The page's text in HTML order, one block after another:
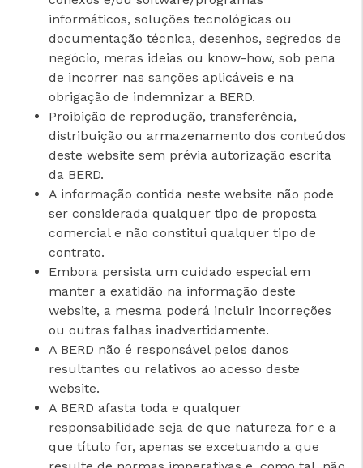
informáticos, soluções tecnológicas ou
documentação técnica, desenhos, segredos de
negócio, meras ideias ou know-how, sob pena
de incorrer nas sanções aplicáveis e na
obrigação de indemnizar a BERD.
Proibição de reprodução, transferência,
distribuição ou armazenamento dos conteúdos
deste website sem prévia autorização escrita
da BERD.
A informação contida neste website não pode
ser considerada qualquer tipo de proposta
comercial e não constitui qualquer tipo de
contrato.
Embora persista um cuidado especial em
manter a exatidão na informação deste
website, a mesma poderá incluir incorreções
ou outras falhas inadvertidamente.
A BERD não é responsável pelos danos
resultantes ou relativos ao acesso deste
website.
A BERD afasta toda e qualquer
responsabilidade seja de que natureza for e a
que título for, apenas se excetuando a que
cicap@cicap.pt
www.consumidor.pt